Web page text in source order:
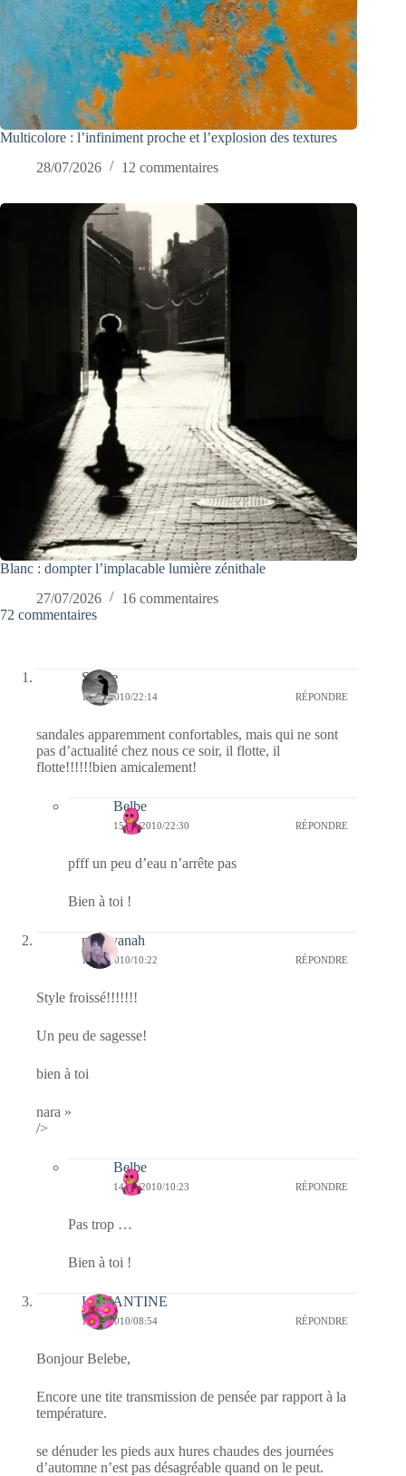
Multicolore : l’infiniment proche et l’explosion des textures
28/07/2026
12 commentaires
Blanc : dompter l’implacable lumière zénithale
27/07/2026
16 commentaires
72 commentaires
Sylvie
15/11/2010/22:14 RÉPONDRE
sandales apparemment confortables, mais qui ne sont
pas d’actualité chez nous ce soir, il flotte, il
flotte!!!!!!bien amicalement!
Belbe
15/11/2010/22:30 RÉPONDRE
pfff un peu d’eau n’arrête pas
Bien à toi !
nara-yanah
14/11/2010/10:22 RÉPONDRE
Style froissé!!!!!!!
Un peu de sagesse!
bien à toi
nara »
/>
Belbe
14/11/2010/10:23 RÉPONDRE
Pas trop …
Bien à toi !
LEMANTINE
14/11/2010/08:54 RÉPONDRE
Bonjour Belebe,
Encore une tite transmission de pensée par rapport à la
température.
se dénuder les pieds aux hures chaudes des journées
d’automne n’est pas désagréable quand on le peut.